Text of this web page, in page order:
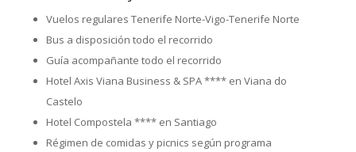
Vuelos regulares Tenerife Norte-Vigo-Tenerife Norte
Bus a disposición todo el recorrido
Guía acompañante todo el recorrido
Hotel Axis Viana Business & SPA **** en Viana do
Castelo
Hotel Compostela **** en Santiago
Régimen de comidas y picnics según programa